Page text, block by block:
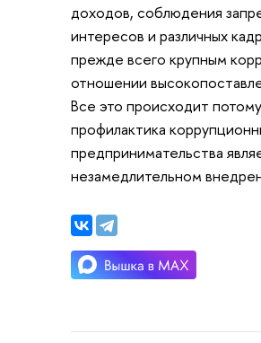
доходов, соблюдения
интересов и различных
прежде всего крупным
отношении
Все это происходит
профилактика
предпринимательства
незамедлительном